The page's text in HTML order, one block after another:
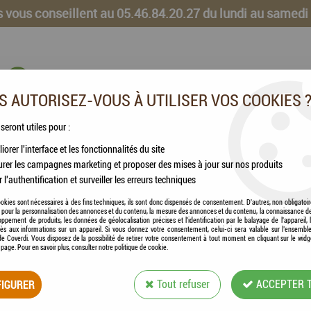
vous conseillent au 05.46.84.20.27 du lundi au samedi
CHEVAUX VOLAILLES ANIMAUX DE LA FERME
ANIMAUX DE LA NATURE
ET D'ACCESSOIRES POUR LES
AUTORISEZ-VOUS À UTILISER VOS COOKIES ?
seront utiles pour :
l'interface et les fonctionnalités du site
les campagnes marketing et proposer des mises à jour sur nos produits
l'authentification et surveiller les erreurs techniques
sont nécessaires à des fins techniques, ils sont donc dispensés de consentement. D'autres, non
pour la personnalisation des annonces et du contenu, la mesure des annonces et du contenu, la connaissance
de produits, les données de géolocalisation précises et l'identification par le balayage de l'appareil,
aux informations sur un appareil. Si vous donnez votre consentement, celui-ci sera valable sur
Coverdi. Vous disposez de la possibilité de retirer votre consentement à tout moment en cliquant sur le
Pour en savoir plus, consulter notre politique de cookie.
Tout refuser ACCEPTER